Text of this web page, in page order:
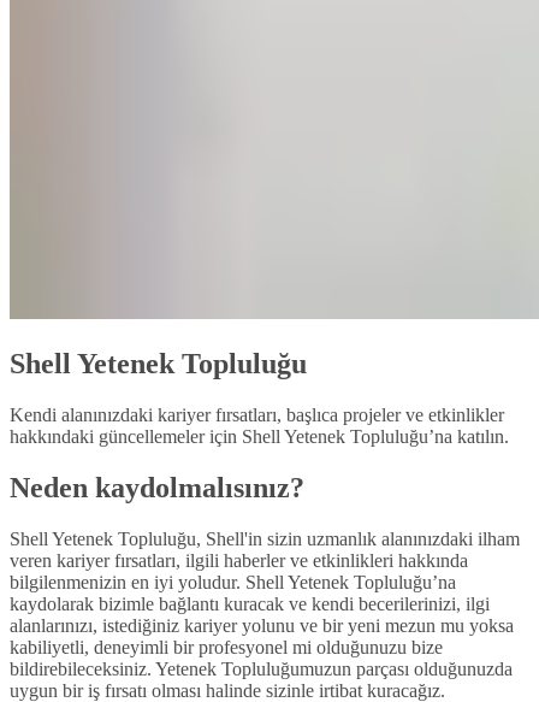
Shell Yetenek Topluluğu
Kendi alanınızdaki kariyer fırsatları, başlıca projeler ve etkinlikler
hakkındaki güncellemeler için Shell Yetenek Topluluğu’na katılın.
Neden kaydolmalısınız?
Shell Yetenek Topluluğu, Shell'in sizin uzmanlık alanınızdaki ilham
veren kariyer fırsatları, ilgili haberler ve etkinlikleri hakkında
bilgilenmenizin en iyi yoludur. Shell Yetenek Topluluğu’na
kaydolarak bizimle bağlantı kuracak ve kendi becerilerinizi, ilgi
alanlarınızı, istediğiniz kariyer yolunu ve bir yeni mezun mu yoksa
kabiliyetli, deneyimli bir profesyonel mi olduğunuzu bize
bildirebileceksiniz. Yetenek Topluluğumuzun parçası olduğunuzda
uygun bir iş fırsatı olması halinde sizinle irtibat kuracağız.